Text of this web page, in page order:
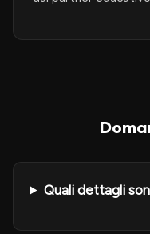
Quali dettagli